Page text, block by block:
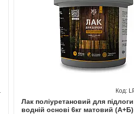
Лак поліуретановий для
водній основі 6кг матовий